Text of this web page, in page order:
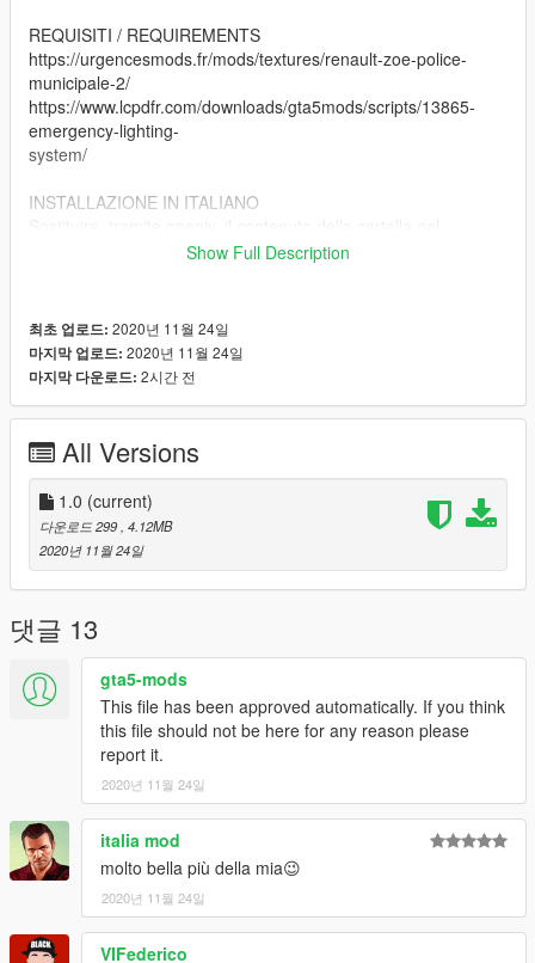
REQUISITI / REQUIREMENTS
https://urgencesmods.fr/mods/textures/renault-zoe-police-
municipale-2/
https://www.lcpdfr.com/downloads/gta5mods/scripts/13865-
emergency-lighting-
system/
INSTALLAZIONE IN ITALIANO
ENGLISH INSTALLATION
Replace, through openiv, the content of folder in the following
path
mods/x64e/levels/gta5/vehicles.rpf
CREDITI / CREDITS
Original model
https://urgencesmods.fr/mods/textures/renault-zoe-police-
municipale-2/
Show Full Description
최초 업로드: 2020년 11월 24일
마지막 업로드: 2020년 11월 24일
마지막 다운로드: 2시간 전
All Versions
1.0 (current)
다운로드 299 , 4.12MB
2020년 11월 24일
댓글 13
gta5-mods
This file has been approved automatically. If you think
this file should not be here for any reason please
report it.
2020년 11월 24일
italia mod
molto bella più della mia😉
2020년 11월 24일
VIFederico